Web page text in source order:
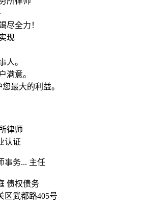
尽全力！
现
人。
满意。
最大的利益。
律师
认证
事务... 主任
债权债务
区武都路405号